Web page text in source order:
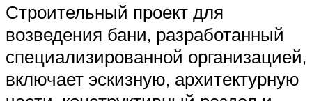
Строительный проект для
возведения бани, разработанный
специализированной организацией,
включает эскизную, архитектурную